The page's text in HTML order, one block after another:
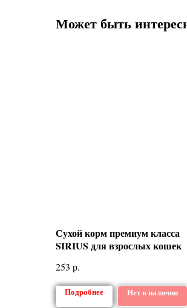
Может быть
Сухой корм премиум класса
SIRIUS для взрослых кошек
253 р.
Подробнее Нет в наличии